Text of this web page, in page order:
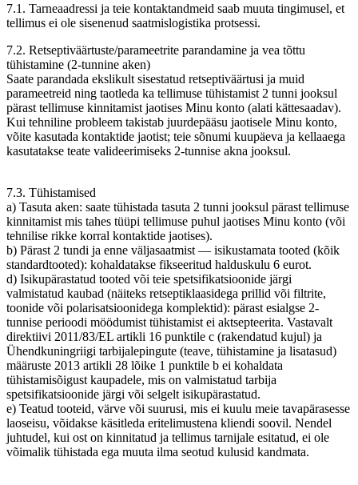
7.1. Tarneaadressi ja teie kontaktandmeid saab muuta tingimusel, et
tellimus ei ole sisenenud saatmislogistika protsessi.
7.2. Retseptiväärtuste/parameetrite parandamine ja vea tõttu
tühistamine (2-tunnine aken)
Saate parandada ekslikult sisestatud retseptiväärtusi ja muid
parameetreid ning taotleda ka tellimuse tühistamist 2 tunni jooksul
pärast tellimuse kinnitamist jaotises Minu konto (alati kättesaadav).
Kui tehniline probleem takistab juurdepääsu jaotisele Minu konto,
võite kasutada kontaktide jaotist; teie sõnumi kuupäeva ja kellaaega
kasutatakse teate valideerimiseks 2-tunnise akna jooksul.
7.3. Tühistamised
a) Tasuta aken: saate tühistada tasuta 2 tunni jooksul pärast tellimuse
kinnitamist mis tahes tüüpi tellimuse puhul jaotises Minu konto (või
tehnilise rikke korral kontaktide jaotises).
b) Pärast 2 tundi ja enne väljasaatmist — isikustamata tooted (kõik
standardtooted): kohaldatakse fikseeritud halduskulu 6 eurot.
d) Isikupärastatud tooted või teie spetsifikatsioonide järgi
valmistatud kaubad (näiteks retseptiklaasidega prillid või filtrite,
toonide või polarisatsioonidega komplektid): pärast esialgse 2-
tunnise perioodi möödumist tühistamist ei aktsepteerita. Vastavalt
direktiivi 2011/83/EL artikli 16 punktile c (rakendatud kujul) ja
Ühendkuningriigi tarbijalepingute (teave, tühistamine ja lisatasud)
määruste 2013 artikli 28 lõike 1 punktile b ei kohaldata
tühistamisõigust kaupadele, mis on valmistatud tarbija
spetsifikatsioonide järgi või selgelt isikupärastatud.
e) Teatud tooteid, värve või suurusi, mis ei kuulu meie tavapärasesse
laoseisu, võidakse käsitleda eritelimustena kliendi soovil. Nendel
juhtudel, kui ost on kinnitatud ja tellimus tarnijale esitatud, ei ole
võimalik tühistada ega muuta ilma seotud kulusid kandmata.